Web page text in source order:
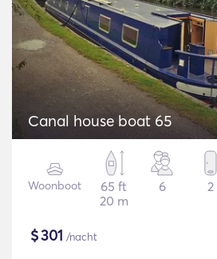
Canal house boat 65
Woonboot
65 ft
20 m
6 2
$301 /nacht